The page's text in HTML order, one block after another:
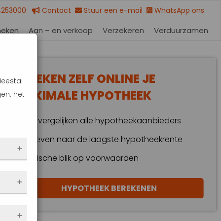
Contact Stuur een e-mail WhatsApp ons
Aan – en verkoop Verzekeren Verduurzamen
BEREKEN ZELF ONLINE JE
MAXIMALE HYPOTHEEK
Wij vergelijken alle hypotheekaanbieders
Streven naar de laagste hypotheekrente
Kritische blik op voorwaarden
HYPOTHEEK BEREKENEN
het